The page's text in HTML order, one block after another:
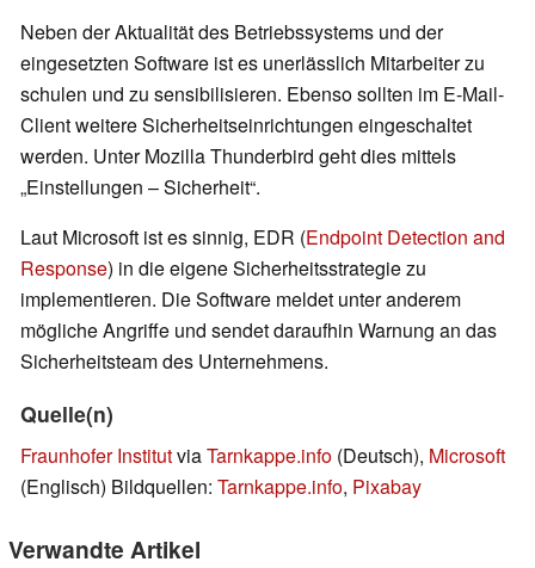
Neben der Aktualität des Betriebssystems und der
eingesetzten Software ist es unerlässlich Mitarbeiter zu
schulen und zu sensibilisieren. Ebenso sollten im E-Mail-
Client weitere Sicherheitseinrichtungen eingeschaltet
werden. Unter Mozilla Thunderbird geht dies mittels
„Einstellungen – Sicherheit“.
Laut Microsoft ist es sinnig, EDR (Endpoint Detection and
Response) in die eigene Sicherheitsstrategie zu
implementieren. Die Software meldet unter anderem
mögliche Angriffe und sendet daraufhin Warnung an das
Sicherheitsteam des Unternehmens.
Quelle(n)
Fraunhofer InstitutviaTarnkappe.info (Deutsch), Microsoft
(Englisch) Bildquellen: Tarnkappe.info, Pixabay
Verwandte Artikel